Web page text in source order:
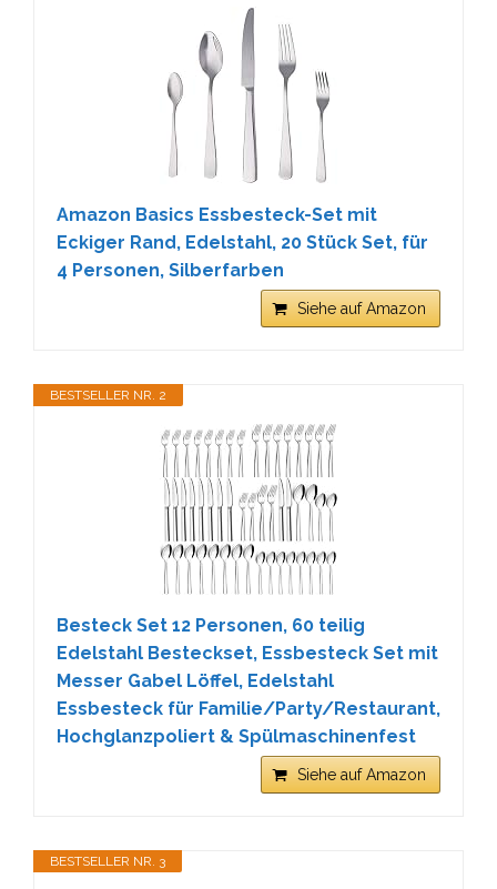
Amazon Basics Essbesteck-Set mit
Eckiger Rand, Edelstahl, 20 Stück Set, für
4 Personen, Silberfarben
Siehe auf Amazon
BESTSELLER NR. 2
Besteck Set 12 Personen, 60 teilig
Edelstahl Besteckset, Essbesteck Set mit
Messer Gabel Löffel, Edelstahl
Essbesteck für Familie/Party/Restaurant,
Hochglanzpoliert & Spülmaschinenfest
Siehe auf Amazon
BESTSELLER NR. 3